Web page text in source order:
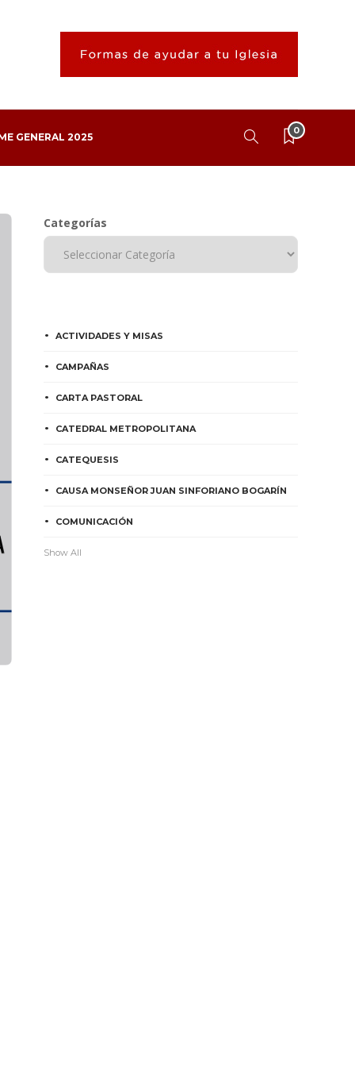
GENERAL 2025
0
Categorías
ACTIVIDADES Y MISAS
CAMPAÑAS
CARTA PASTORAL
CATEDRAL METROPOLITANA
CATEQUESIS
CAUSA MONSEÑOR JUAN SINFORIANO BOGARÍN
COMUNICACIÓN
Show All